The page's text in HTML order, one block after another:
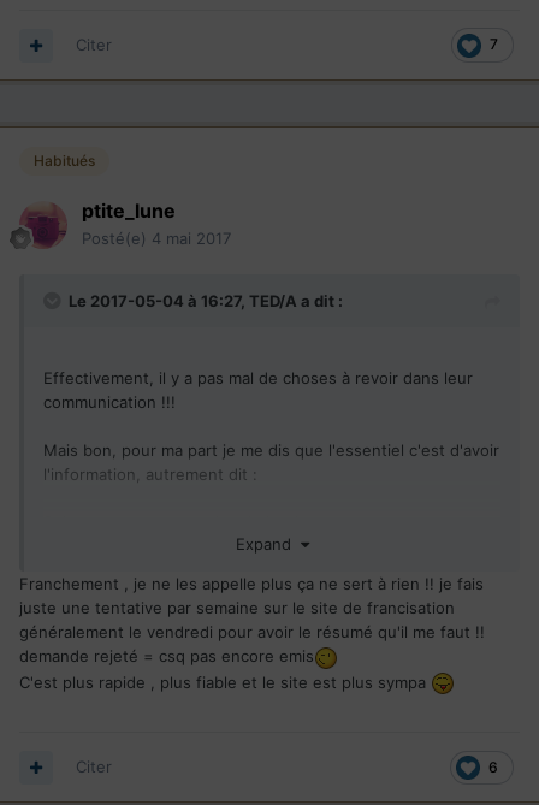
7
Citer
Habitués
ptite_lune
Posté(e) 4 mai 2017
Le 2017-05-04 à 16:27, TED/A a dit :
Effectivement, il y a pas mal de choses à revoir dans leur
communication !!!
Mais bon, pour ma part je me dis que l'essentiel c'est d'avoir
l'information, autrement dit :
attente de l'examen préliminaire...etc = csq non emis !
De plus, plusieurs personnes ont eu cette réponse et
quelques jours après "pafff" csq émis...
Expand
Franchement , je ne les appelle plus ça ne sert à rien !! je fais
juste une tentative par semaine sur le site de francisation
généralement le vendredi pour avoir le résumé qu'il me faut !!
demande rejeté = csq pas encore emis
C'est plus rapide , plus fiable et le site est plus sympa
6
Citer